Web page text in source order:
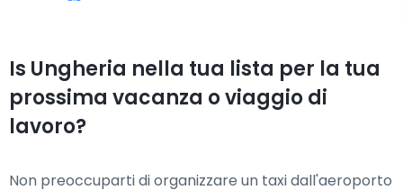
Is Ungheria nella tua lista per la tua
prossima vacanza o viaggio di
lavoro?
Non preoccuparti di organizzare un taxi dall'aeroporto